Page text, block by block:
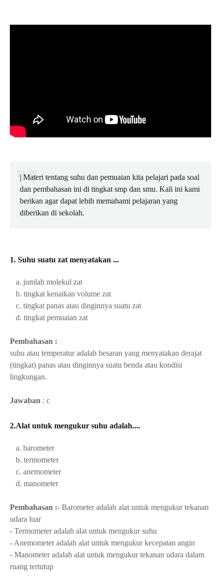
| Materi tentang suhu dan pemuaian kita pelajari pada soal
dan pembahasan ini di tingkat smp dan smu. Kali ini kami
berikan agar dapat lebih memahami pelajaran yang
diberikan di sekolah.
1. Suhu suatu zat menyatakan ...
a. jumlah molekul zat
b. tingkat kenaikan volume zat
c. tingkat panas atau dinginnya suatu zat
d. tingkat pemuaian zat
Pembahasan :
suhu atau temperatur adalah besaran yang menyatakan derajat
(tingkat) panas atau dinginnya suatu benda atau kondisi
lingkungan.
Jawaban : c
2.Alat untuk mengukur suhu adalah....
a. barometer
b. termometer
c. anemometer
d. manometer
Pembahasan :- Barometer adalah alat untuk mengukur tekanan
udara luar
- Termometer adalah alat untuk mengukur suhu
- Anemometer adalah alat untuk mengukur kecepatan angin
- Manometer adalah alat untuk mengukur tekanan udara dalam
ruang tertutup